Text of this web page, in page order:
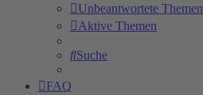
Unbeantwortete Themen
Aktive Themen
Suche
FAQ